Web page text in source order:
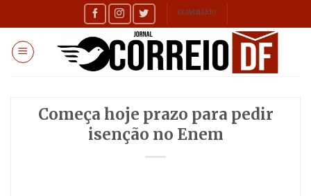
to
content
SEMANÁRIO
Começa hoje prazo para pedir
isenção no Enem